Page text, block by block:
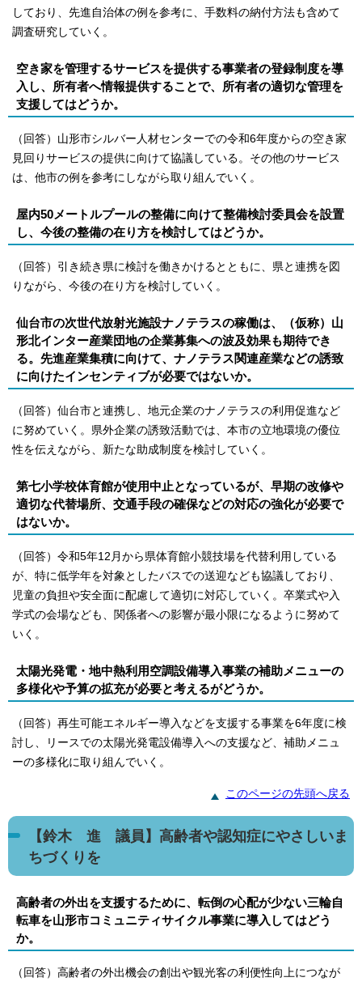
しており、先進自治体の例を参考に、手数料の納付方法も含めて
調査研究していく。
空き家を管理するサービスを提供する事業者の登録制度を導
入し、所有者へ情報提供することで、所有者の適切な管理を
支援してはどうか。
（回答）山形市シルバー人材センターでの令和6年度からの空き家
見回りサービスの提供に向けて協議している。その他のサービス
は、他市の例を参考にしながら取り組んでいく。
屋内50メートルプールの整備に向けて整備検討委員会を設置
し、今後の整備の在り方を検討してはどうか。
（回答）引き続き県に検討を働きかけるとともに、県と連携を図
りながら、今後の在り方を検討していく。
仙台市の次世代放射光施設ナノテラスの稼働は、（仮称）山
形北インター産業団地の企業募集への波及効果も期待でき
る。先進産業集積に向けて、ナノテラス関連産業などの誘致
に向けたインセンティブが必要ではないか。
（回答）仙台市と連携し、地元企業のナノテラスの利用促進など
に努めていく。県外企業の誘致活動では、本市の立地環境の優位
性を伝えながら、新たな助成制度を検討していく。
第七小学校体育館が使用中止となっているが、早期の改修や
適切な代替場所、交通手段の確保などの対応の強化が必要で
はないか。
（回答）令和5年12月から県体育館小競技場を代替利用している
が、特に低学年を対象としたバスでの送迎なども協議しており、
児童の負担や安全面に配慮して適切に対応していく。卒業式や入
学式の会場なども、関係者への影響が最小限になるように努めて
いく。
太陽光発電・地中熱利用空調設備導入事業の補助メニューの
多様化や予算の拡充が必要と考えるがどうか。
（回答）再生可能エネルギー導入などを支援する事業を6年度に検
討し、リースでの太陽光発電設備導入への支援など、補助メニュ
ーの多様化に取り組んでいく。
このページの先頭へ戻る
【鈴木 進 議員】高齢者や認知症にやさしいま
ちづくりを
高齢者の外出を支援するために、転倒の心配が少ない三輪自
転車を山形市コミュニティサイクル事業に導入してはどう
か。
（回答）高齢者の外出機会の創出や観光客の利便性向上につなが